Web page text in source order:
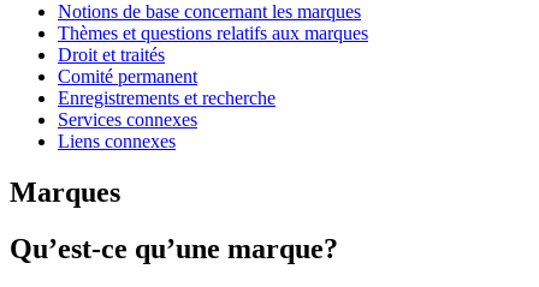
Notions de base concernant les marques
Thèmes et questions relatifs aux marques
Droit et traités
Comité permanent
Enregistrements et recherche
Services connexes
Liens connexes
Marques
Qu’est-ce qu’une marque?